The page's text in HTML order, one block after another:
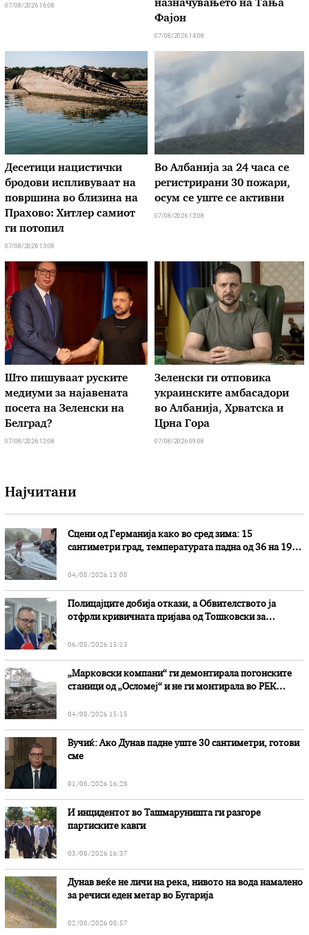
07/08/2026 16:08
назначувањето на Тања
Фајон
07/08/2026 14:08
Десетици нацистички
бродови испливуваат на
површина во близина на
Прахово: Хитлер самиот
ги потопил
07/08/2026 13:08
Во Албанија за 24 часа се
регистрирани 30 пожари,
осум се уште се активни
07/08/2026 12:08
Што пишуваат руските
медиуми за најавената
посета на Зеленски на
Белград?
07/08/2026 12:08
Зеленски ги отповика
украинските амбасадори
во Албанија, Хрватска и
Црна Гора
07/08/2026 09:08
Најчитани
Сцени од Германија како во сред зима: 15
сантиметри град, температурата падна од 36 на 19
04/08/2026 13:08
Полицајците добија откази, а Обвителството ја
отфрли кривичната пријава од Тошковски за
06/08/2026 15:13
„Марковски компани“ ги демонтирала погонските
станици од „Осломеј“ и не ги монтирала во РЕК
04/08/2026 15:15
Вучиќ: Ако Дунав падне уште 30 сантиметри, готови
сме
01/08/2026 16:28
И инцидентот во Ташмаруништa ги разгоре
партиските кавги
03/08/2026 16:37
Дунав веќе не личи на река, нивото на вода намалено
за речиси еден метар во Бугарија
02/08/2026 08:57